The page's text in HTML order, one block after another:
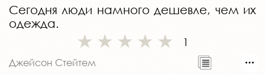
Cегодня люди намного дешевле, чем их
одежда.
1
Джейсон Стейтем